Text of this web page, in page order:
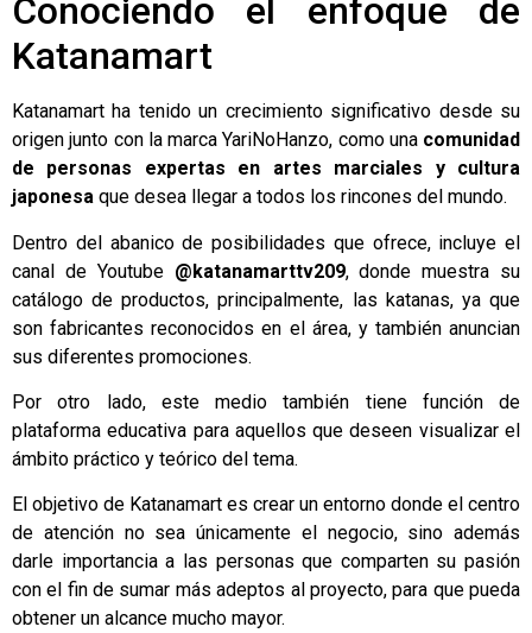
Conociendo el enfoque de
Katanamart
Katanamart ha tenido un crecimiento significativo desde su
origen junto con la marca YariNoHanzo, como unacomunidad
de personas expertas en artes marciales y cultura
japonesa que desea llegar a todos los rincones del mundo.
Dentro del abanico de posibilidades que ofrece, incluye el
canal de Youtube @katanamarttv209, donde muestra su
catálogo de productos, principalmente, las katanas, ya que
son fabricantes reconocidos en el área, y también anuncian
sus diferentes promociones.
Por otro lado, este medio también tiene función de
plataforma educativa para aquellos que deseen visualizar el
ámbito práctico y teórico del tema.
El objetivo de Katanamart es crear un entorno donde el centro
de atención no sea únicamente el negocio, sino además
darle importancia a las personas que comparten su pasión
con el fin de sumar más adeptos al proyecto, para que pueda
obtener un alcance mucho mayor.